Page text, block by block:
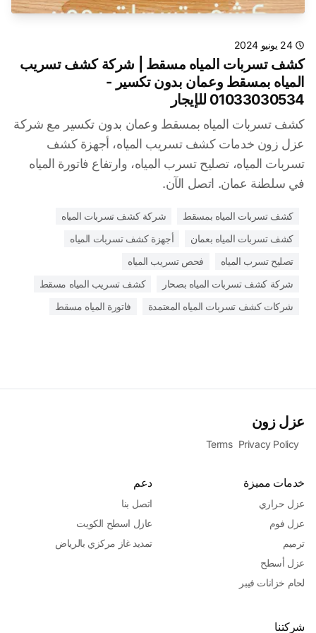
24 يونيو 2024
كشف تسربات المياه مسقط | شركة كشف تسريب
المياه بمسقط وعمان بدون تكسير -
01033030534 للإيجار
كشف تسربات المياه بمسقط وعمان بدون تكسير مع شركة
عزل زون خدمات كشف تسريب المياه، أجهزة كشف
تسربات المياه، تصليح تسرب المياه، وارتفاع فاتورة المياه
في سلطنة عمان. اتصل الآن.
كشف تسربات المياه بمسقط
شركة كشف تسربات المياه
كشف تسربات المياه بعمان
أجهزة كشف تسربات المياه
تصليح تسرب المياه
فحص تسريب المياه
شركة كشف تسربات المياه بصحار
كشف تسريب المياه مسقط
شركات كشف تسربات المياه المعتمدة
فاتورة المياه مسقط
عزل زون
Terms Privacy Policy
خدمات مميزة
عزل حراري
عزل فوم
ترميم
عزل أسطح
لحام خزانات فيبر
دعم
اتصل بنا
عازل اسطح الكويت
تمديد غاز مركزي بالرياض
شركتنا